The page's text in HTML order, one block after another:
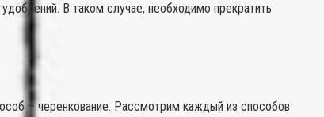
В таком случае, необходимо прекратить
– черенкование. Рассмотрим каждый из способов